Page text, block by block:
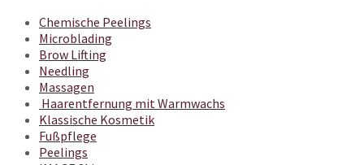
Chemische Peelings
Microblading
Brow Lifting
Needling
Massagen
Haarentfernung mit Warmwachs
Klassische Kosmetik
Fußpflege
Peelings